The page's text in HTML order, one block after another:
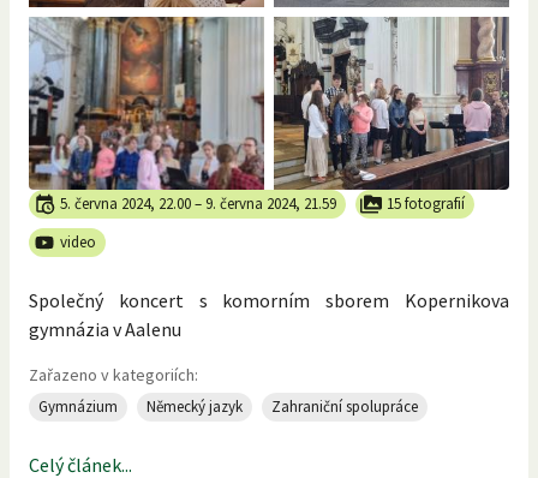
5. června 2024, 22.00–9. června 2024, 21.59
15 fotografií
video
Společný koncert s komorním sborem Kopernikova
gymnázia v Aalenu
Zařazeno v kategoriích:
Gymnázium Německý jazyk Zahraniční spolupráce
Celý článek...